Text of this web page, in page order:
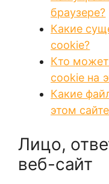
браузере?
Какие
cookie?
Кто
cookie на
Какие
этом
Лицо,
веб-сайт